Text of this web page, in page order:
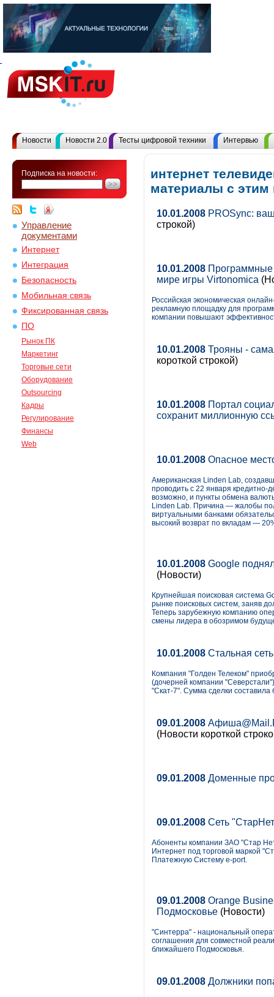
Новости Новости 2.0 Тесты цифровой техники Интервью
Подписка на новости:
Управление
документами
Интернет
Интеграция
Безопасность
Мобильная связь
Фиксированная связь
ПО
Рынок ПК
Маркетинг
Торговые сети
Оборудование
Outsourcing
Кадры
Регулирование
Финансы
Web
интернет
материалы с
10.01.2008 PROSync:
строкой)
10.01.2008 Программные
мире игры Virtonomica
Российская экономическая
рекламную площадку для
компании повышают
10.01.2008 Трояны -
короткой строкой)
10.01.2008 Портал
сохранит миллионную
10.01.2008 Опасное
Американская Linden Lab,
проводить с 22 января кредитно-
возможно, и пункты обмена
Linden Lab. Причина — жалобы
виртуальными банками
высокий возврат по вкладам —
10.01.2008 Google
(Новости)
Крупнейшая поисковая система
рынке поисковых систем, заняв
Теперь зарубежную компанию
смены лидера в обозримом
10.01.2008 Стальная сеть
Компания "Голден Телеком"
(дочерней компании
"Скат-7". Сумма сделки составила
09.01.2008
(Новости короткой
09.01.2008 Доменные
09.01.2008 Сеть
Абоненты компании ЗАО "Стар
Интернет под торговой маркой
Платежную Систему e-port.
09.01.2008 Orange
Подмосковье (Новости)
"Синтерра" - национальный
соглашения для совместной
ближайшего Подмосковья.
09.01.2008 Должники